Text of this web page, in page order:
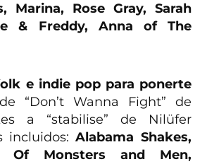
Marina, Rose Gray, Sarah
& Freddy, Anna of The
e indie pop para ponerte
“Don’t Wanna Fight” de
a “stabilise” de Nilüfer
incluidos:Alabama Shakes,
Of Monsters and Men,